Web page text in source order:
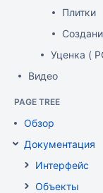
Плитки
Уценка (
Видео
PAGE TREE
Обзор
Документация
Интерфейс
Объекты